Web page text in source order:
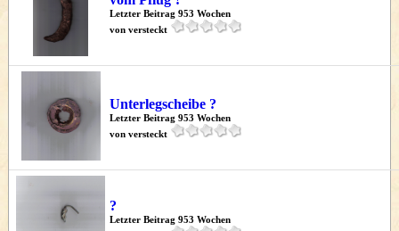
Letzter Beitrag 953 Wochen
von versteckt
Unterlegscheibe ?
Letzter Beitrag 953 Wochen
von versteckt
?
Letzter Beitrag 953 Wochen